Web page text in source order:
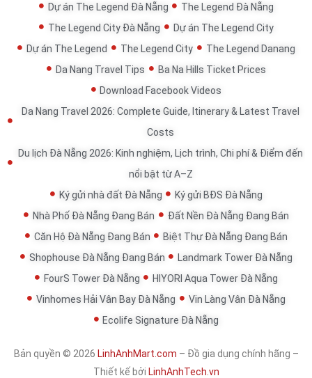
Dự án The Legend Đà Nẵng
The Legend Đà Nẵng
The Legend City Đà Nẵng
Dự án The Legend City
Dự án The Legend
The Legend City
The Legend Danang
Da Nang Travel Tips
Ba Na Hills Ticket Prices
Download Facebook Videos
Da Nang Travel 2026: Complete Guide, Itinerary & Latest Travel
Costs
Du lịch Đà Nẵng 2026: Kinh nghiệm, Lịch trình, Chi phí & Điểm đến
nổi bật từ A–Z
Ký gửi nhà đất Đà Nẵng
Ký gửi BĐS Đà Nẵng
Nhà Phố Đà Nẵng Đang Bán
Đất Nền Đà Nẵng Đang Bán
Căn Hộ Đà Nẵng Đang Bán
Biệt Thự Đà Nẵng Đang Bán
Shophouse Đà Nẵng Đang Bán
Landmark Tower Đà Nẵng
FourS Tower Đà Nẵng
HIYORI Aqua Tower Đà Nẵng
Vinhomes Hải Vân Bay Đà Nẵng
Vin Làng Vân Đà Nẵng
Ecolife Signature Đà Nẵng
Bản quyền © 2026 LinhAnhMart.com – Đồ gia dụng chính hãng –
Thiết kế bởi LinhAnhTech.vn